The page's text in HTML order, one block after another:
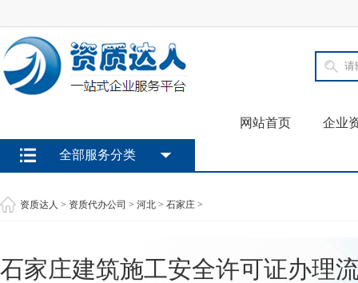
网站首页 企业
全部服务分类
资质达人 > 资质代办公司 > 河北 > 石家庄 >
石家庄建筑施工安全许可证办理